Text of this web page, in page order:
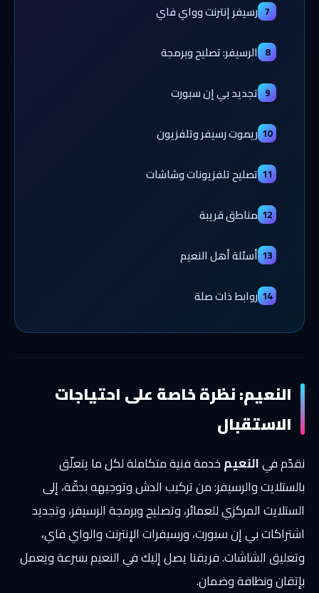
7 رسيفر إنترنت وواي فاي
8 الرسيفر: تصليح وبرمجة
9 تجديد بي إن سبورت
10 ريموت رسيفر وتلفزيون
11 تصليح تلفزيونات وشاشات
12 مناطق قريبة
13 أسئلة أهل النعيم
14 روابط ذات صلة
النعيم: نظرة خاصة على احتياجات
الاستقبال
نقدّم فيالنعيمخدمة فنية متكاملة لكل ما يتعلّق
بالستلايت والرسيفر: من تركيب الدش وتوجيهه بدقّة، إلى
الستلايت المركزي للعمائر، وتصليح وبرمجة الرسيفر، وتجديد
اشتراكات بي إن سبورت، ورسيفرات الإنترنت والواي فاي،
وتعليق الشاشات. فريقنا يصل إليك في النعيم بسرعة ويعمل
بإتقان ونظافة وضمان.